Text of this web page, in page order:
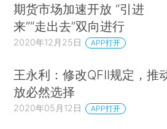
期货市场加速开放 “引进
来”“走出去”双向进行
2020年12月25日 APP打开
王永利：修改QFII规定，推
放必然选择
2020年05月12日 APP打开